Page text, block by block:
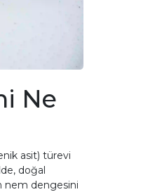
Ne
asit) türevi
doğal
nem dengesini